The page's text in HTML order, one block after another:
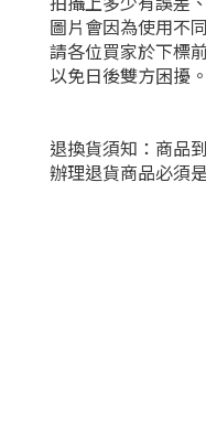
圖片會因為使用不
請各位買家於下標
以免日後雙方困擾。
退換貨須知：商品
辦理退貨商品必須